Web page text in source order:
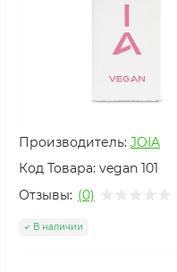
Производитель: JOIA
Код Товара: vegan 101
Отзывы: (0)
В наличии